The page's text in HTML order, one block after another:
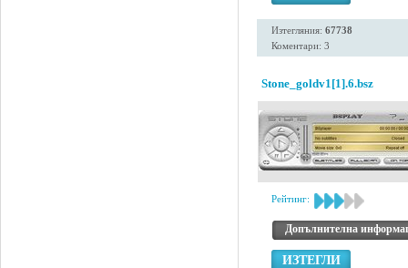
Изтегляния: 67738
Коментари: 3
Stone_goldv1[1].6.bsz
Рейтинг:
Допълнителна
ИЗТЕГЛИ